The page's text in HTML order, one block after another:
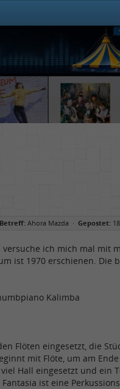
Betreff: Ahora Mazda · Gepostet:
ich mich mal mit
ist 1970 erschienen. Die
Kalimba
Flöten eingesetzt, die
mit Flöte, um am
Hall eingesetzt und ein
ist eine